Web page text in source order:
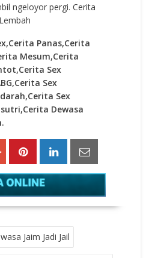
ngeloyor pergi. Cerita
Panas,Cerita
Mesum,Cerita
Sex
Sex
Sex
Dewasa
Jaim Jadi Jail